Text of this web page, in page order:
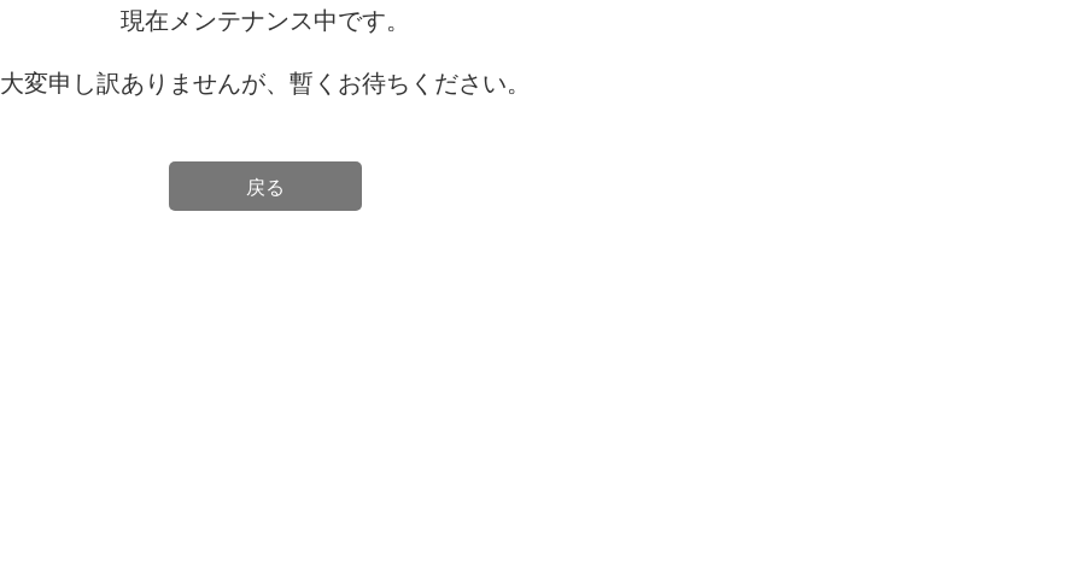
現在メンテナンス中です。
大変申し訳ありませんが、暫くお待ちください。
戻る